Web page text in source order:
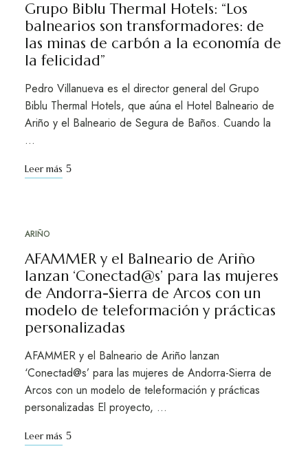
Grupo Biblu Thermal Hotels: “Los
balnearios son transformadores: de
las minas de carbón a la economía de
la felicidad”
Pedro Villanueva es el director general del Grupo
Biblu Thermal Hotels, que aúna el Hotel Balneario de
Ariño y el Balneario de Segura de Baños. Cuando la
…
Leer más
OCT
ARIÑO
AFAMMER y el Balneario de Ariño
lanzan ‘Conectad@s’ para las mujeres
de Andorra-Sierra de Arcos con un
modelo de teleformación y prácticas
personalizadas
AFAMMER y el Balneario de Ariño lanzan
‘Conectad@s’ para las mujeres de Andorra-Sierra de
Arcos con un modelo de teleformación y prácticas
personalizadas El proyecto, …
Leer más